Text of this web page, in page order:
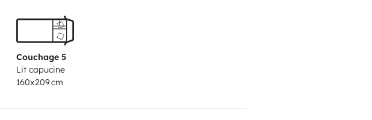
for you in Calafell!
whole booking.
Couchage 5
Lit capucine
160x209 cm